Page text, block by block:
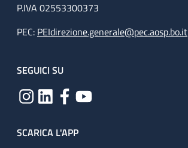
P.IVA 02553300373
PEC: PEIdirezione.generale@pec.aosp.bo.it
SEGUICI SU
SCARICA L'APP